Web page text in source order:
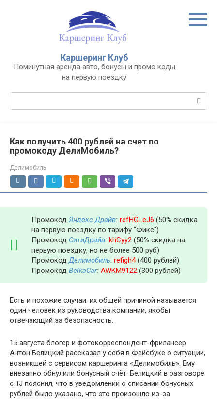
Каршеринг Клуб
Поминутная аренда авто, бонусы и промо коды
на первую поездку
Поиск:
Как получить 400 рублей на счет по
промокоду ДелиМобиль?
Делимобиль
Промокод Яндекс Драйв: refHGLeJ6 (50% скидка
на первую поездку по тарифу "Фикс")
Промокод СитиДрайв: khCyy2 (50% скидка на
первую поездку, но не более 500 руб)
ПромокодДелимобиль: refigh4(400 рублей)
Промокод BelkaCar: AWKM9122 (300 рублей)
Есть и похожие случаи: их общей причиной называется
один человек из руководства компании, якобы
отвечающий за безопасность.
15 августа блогер и фотокорреспондент-фрилансер
Антон Белицкий рассказал у себя в Фейсбуке о ситуации,
возникшей с сервисом каршеринга «Делимобиль». Ему
внезапно обнулили бонусный счёт: Белицкий в разговоре
с TJ пояснил, что в уведомлении о списании бонусных
рублей было указано, что это произошло из-за